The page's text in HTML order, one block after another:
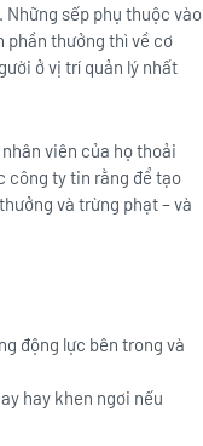
Những sếp phụ thuộc vào
phần thưởng thì về cơ
ở vị trí quản lý nhất
viên của họ thoải
công ty tin rằng để tạo
và trừng phạt – và
động lực bên trong và
hay khen ngơi nếu